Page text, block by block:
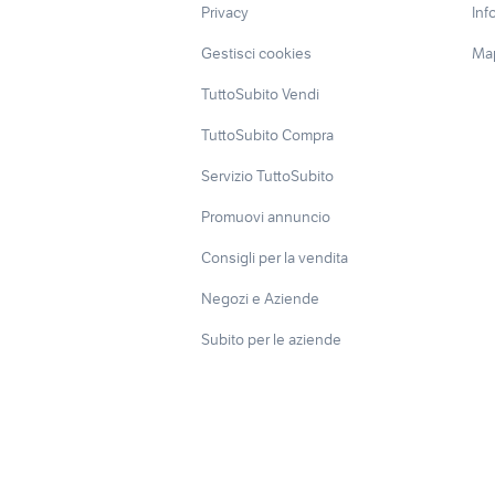
Privacy
Gestisci cookies
TuttoSubito Vendi
TuttoSubito Compra
Servizio TuttoSubito
Promuovi annuncio
Consigli per la vendita
Negozi e Aziende
Subito per le aziende